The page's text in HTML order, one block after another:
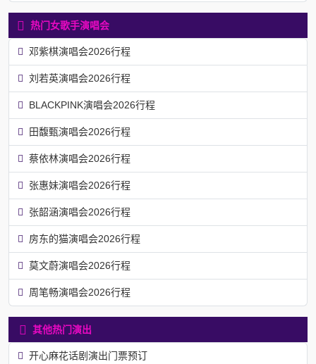
热门女歌手演唱会
邓紫棋演唱会2026行程
刘若英演唱会2026行程
BLACKPINK演唱会2026行程
田馥甄演唱会2026行程
蔡依林演唱会2026行程
张惠妹演唱会2026行程
张韶涵演唱会2026行程
房东的猫演唱会2026行程
莫文蔚演唱会2026行程
周笔畅演唱会2026行程
其他热门演出
开心麻花话剧演出门票预订